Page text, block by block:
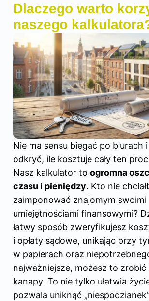
Dlaczego warto
naszego
Nie ma sensu biegać po biurach
odkryć, ile kosztuje cały ten
Nasz kalkulator to ogromna
czasu i pieniędzy. Kto nie
zaimponować znajomym swoimi
umiejętnościami finansowymi?
łatwy sposób zweryfikujesz
i opłaty sądowe, unikając przy
w papierach oraz
najważniejsze, możesz to
kanapy. To nie tylko ułatwia
pozwala uniknąć